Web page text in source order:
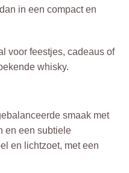
in een compact en
voor feestjes, cadeaus of
whisky.
smaak met
en een subtiele
en lichtzoet, met een